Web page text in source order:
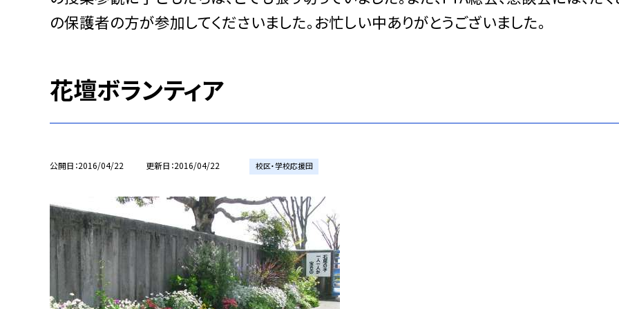
の保護者の方が参加してくださいました。お忙しい中ありがとうございました。
花壇ボランティア
公開日 2016/04/22 更新日 2016/04/22 校区・学校応援団